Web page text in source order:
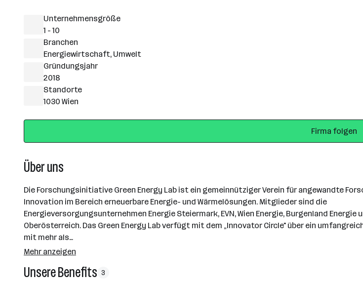
Unternehmensgröße
1 - 10
Branchen
Energiewirtschaft, Umwelt
Gründungsjahr
2018
Standorte
1030 Wien
Firma folgen
Über uns
Die Forschungsinitiative Green Energy Lab ist ein gemeinnütziger Verein für angewandte
Innovation im Bereich erneuerbare Energie- und Wärmelösungen. Mitglieder sind die
Energieversorgungsunternehmen Energie Steiermark, EVN, Wien Energie, Burgenland Energie
Oberösterreich. Das Green Energy Lab verfügt mit dem „Innovator Circle" über ein
mit mehr als…
Mehr anzeigen
Unsere Benefits 3